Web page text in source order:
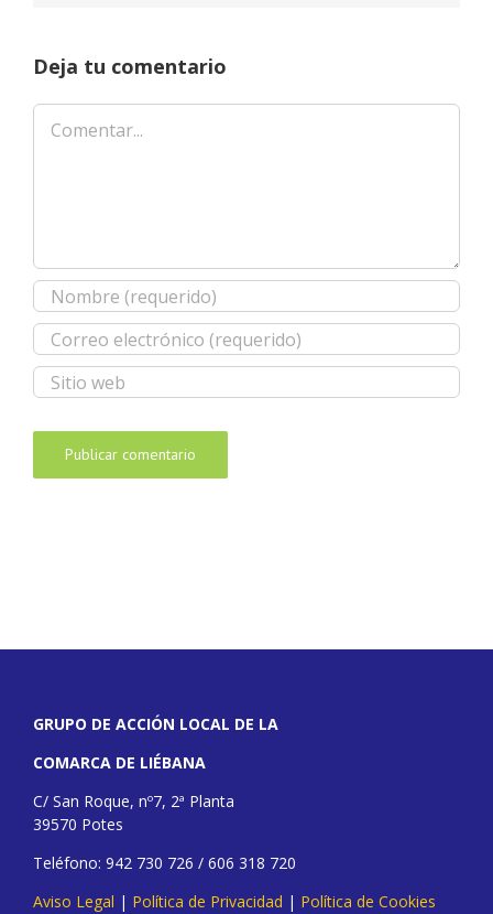
Deja tu comentario
Comentar
GRUPO DE ACCIÓN LOCAL DE LA
COMARCA DE LIÉBANA
C/ San Roque, nº7, 2ª Planta
39570 Potes
Teléfono: 942 730 726 / 606 318 720
Aviso Legal | Política de Privacidad | Política de Cookies